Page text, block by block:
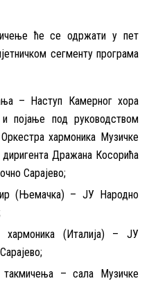
ће се одржати у пет
сегменту програма
– Наступ Камерног хора
појање под руководством
хармоника Музичке
Дражана Косорића
Сарајево;
(Њемачка) – ЈУ Народно
(Италија) – ЈУ
– сала Музичке